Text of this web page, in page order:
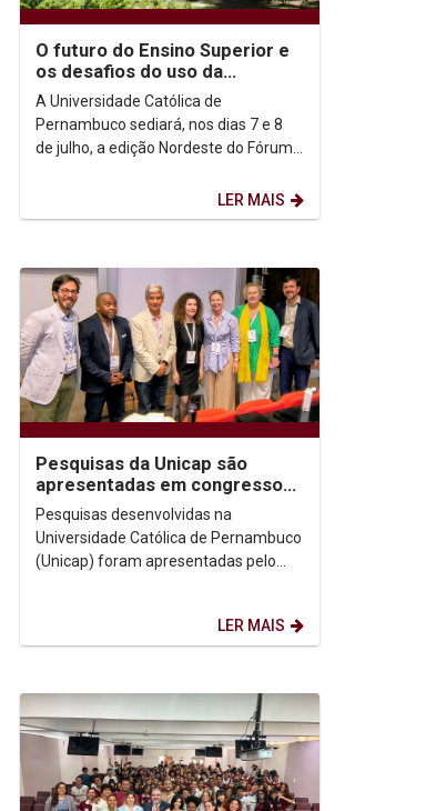
O futuro do Ensino Superior e
os desafios do uso da
Inteligência Artificial no
ambiente acadêmico...
A Universidade Católica de
Pernambuco sediará, nos dias 7 e 8
de julho, a edição Nordeste do Fórum
Graduação (ForGRAD), reunindo...
LER MAIS
Pesquisas da Unicap são
apresentadas em congresso
de Comunicação na Irlanda
Pesquisas desenvolvidas na
Universidade Católica de Pernambuco
(Unicap) foram apresentadas pelo
LER MAIS